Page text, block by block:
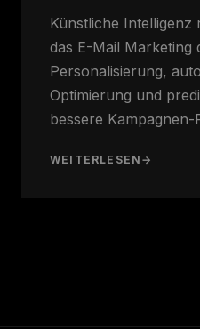
Künstliche Intelligenz
das E-Mail Marketing
Personalisierung,
Optimierung und
bessere
WEITERLESEN →